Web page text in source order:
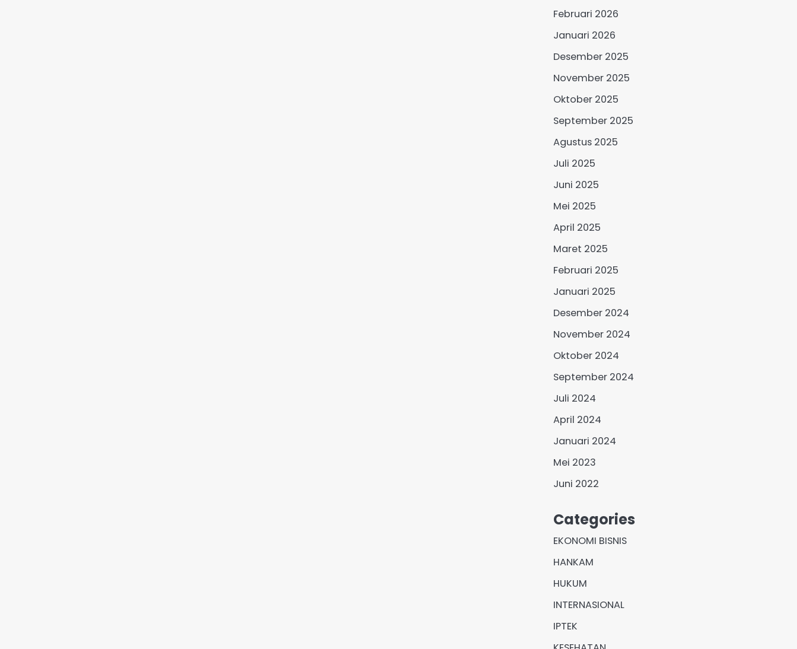
Februari 2026
Januari 2026
Desember 2025
November 2025
Oktober 2025
September 2025
Agustus 2025
Juli 2025
Juni 2025
Mei 2025
April 2025
Maret 2025
Februari 2025
Januari 2025
Desember 2024
November 2024
Oktober 2024
September 2024
Juli 2024
April 2024
Januari 2024
Mei 2023
Juni 2022
Categories
EKONOMI BISNIS
HANKAM
HUKUM
INTERNASIONAL
IPTEK